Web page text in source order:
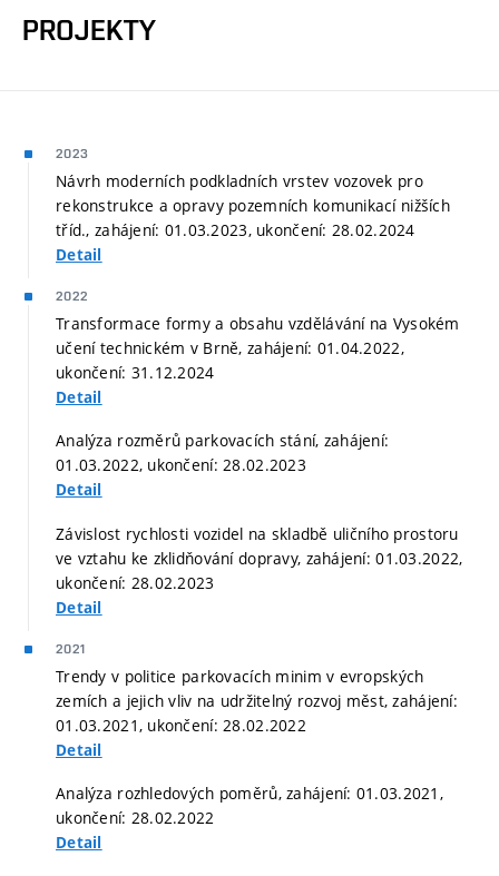
PROJEKTY
2023
Návrh moderních podkladních vrstev vozovek pro
rekonstrukce a opravy pozemních komunikací nižších
tříd., zahájení: 01.03.2023, ukončení: 28.02.2024
Detail
2022
Transformace formy a obsahu vzdělávání na Vysokém
učení technickém v Brně, zahájení: 01.04.2022,
ukončení: 31.12.2024
Detail
Analýza rozměrů parkovacích stání, zahájení:
01.03.2022, ukončení: 28.02.2023
Detail
Závislost rychlosti vozidel na skladbě uličního prostoru
ve vztahu ke zklidňování dopravy, zahájení: 01.03.2022,
ukončení: 28.02.2023
Detail
2021
Trendy v politice parkovacích minim v evropských
zemích a jejich vliv na udržitelný rozvoj měst, zahájení:
01.03.2021, ukončení: 28.02.2022
Detail
Analýza rozhledových poměrů, zahájení: 01.03.2021,
ukončení: 28.02.2022
Detail